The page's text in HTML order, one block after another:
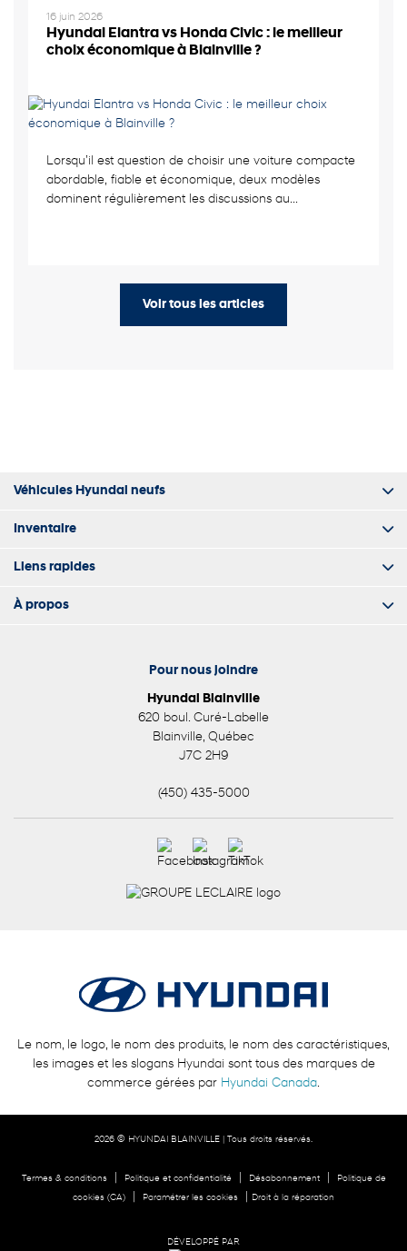
16 juin 2026
Hyundai Elantra vs Honda Civic : le meilleur
choix économique à Blainville ?
Lorsqu’il est question de choisir une voiture compacte
abordable, fiable et économique, deux modèles
dominent régulièrement les discussions au...
Voir tous les articles
Pour nous joindre
Hyundai Blainville
620 boul. Curé-Labelle
Blainville, Québec
J7C 2H9
(450) 435-5000
Véhicules Hyundai neufs
Inventaire
Liens rapides
À propos
Le nom, le logo, le nom des produits, le nom des caractéristiques,
les images et les slogans Hyundai sont tous des marques de
commerce gérées par Hyundai Canada.
2026 © HYUNDAI BLAINVILLE | Tous droits réservés.
Termes & conditions| Politique et confidentialité| Désabonnement|
Politique de
cookies (CA)
Paramétrer les cookies Droit à la réparation
DÉVELOPPÉ PAR